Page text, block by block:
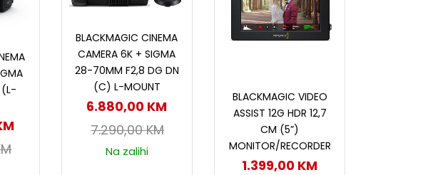
(L-
BLACKMAGIC CINEMA
CAMERA 6K + SIGMA
28-70MM F2,8 DG DN
(C) L-MOUNT
6.880,00 KM
7.290,00KM
Na zalihi
BLACKMAGIC VIDEO
ASSIST 12G HDR 12,7
CM (5”)
MONITOR/RECORDER
1.399,00 KM